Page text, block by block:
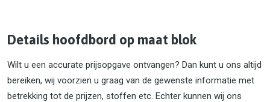
Details hoofdbord op maat blok
Wilt u een accurate prijsopgave ontvangen? Dan kunt u ons altijd
bereiken, wij voorzien u graag van de gewenste informatie met
betrekking tot de prijzen, stoffen etc. Echter kunnen wij ons